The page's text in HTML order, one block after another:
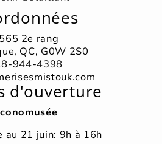
2e rang
QC, G0W 2S0
944-4398
d'ouverture
au 21 juin: 9h à 16h